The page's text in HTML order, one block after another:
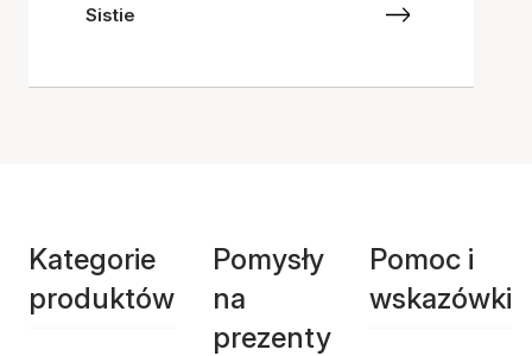
Sistie
Kategorie
produktów
Pomysły
na
prezenty
Pomoc i
wskazówki